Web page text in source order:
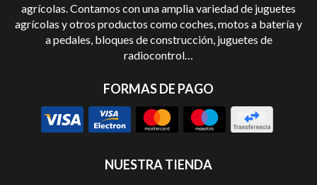
agrícolas. Contamos con una amplia variedad de juguetes
agrícolas y otros productos como coches, motos a batería y
a pedales, bloques de construcción, juguetes de
radiocontrol…
FORMAS DE PAGO
NUESTRA TIENDA